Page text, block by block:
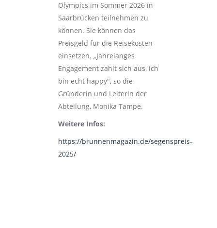
Olympics im Sommer 2026 in
Saarbrücken teilnehmen zu
können. Sie können das
Preisgeld für die Reisekosten
einsetzen. „Jahrelanges
Engagement zahlt sich aus, ich
bin echt happy", so die
Gründerin und Leiterin der
Abteilung, Monika Tampe.
Weitere Infos:
https://brunnenmagazin.de/segenspreis-
2025/